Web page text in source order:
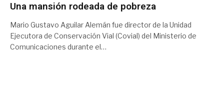
Una mansión rodeada de pobreza
Mario Gustavo Aguilar Alemán fue director de la Unidad
Ejecutora de Conservación Vial (Covial) del Ministerio de
Comunicaciones durante el…